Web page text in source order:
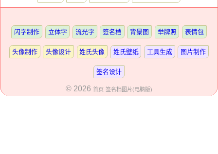
闪字制作 立体字 流光字 签名档 背景图 举牌照 表情包
头像制作 头像设计 姓氏头像 姓氏壁纸 工具生成 图片制作
签名设计
© 2026 首页 签名档图片(电脑版)